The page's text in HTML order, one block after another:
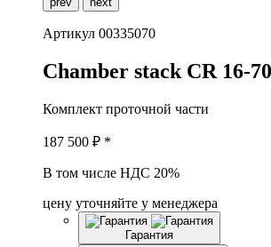
Артикул 00335070
Chamber stack CR 16-
Комплект проточной части
187 500 ₽ *
В том числе НДС 20%
цену уточняйте у менеджера
Гарантия